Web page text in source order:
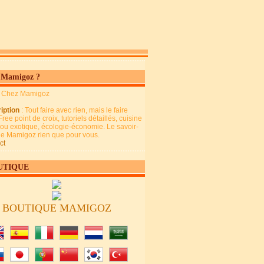
?
Chez Mamigoz
: Tout faire avec rien, mais le faire
point de croix, tutoriels détaillés, cuisine
exotique, écologie-économie. Le savoir-
Mamigoz rien que pour vous.
BOUTIQUE MAMIGOZ